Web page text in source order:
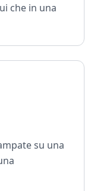
che in una
su una